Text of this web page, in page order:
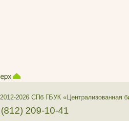
2026 СПб ГБУК «Централизованная
(812) 209-10-41